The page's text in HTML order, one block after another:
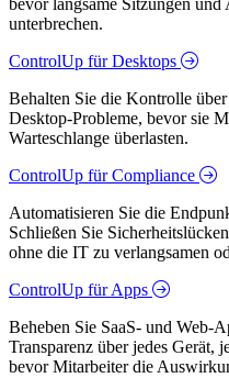
bevor langsame Sitzungen
unterbrechen.
ControlUp für Desktops
Behalten Sie die Kontrolle
Desktop-Probleme, bevor sie
Warteschlange überlasten.
ControlUp für Compliance
Automatisieren Sie die
Schließen Sie
ohne die IT zu verlangsamen
ControlUp für Apps
Beheben Sie SaaS- und Web-
Transparenz über jedes Gerät,
bevor Mitarbeiter die